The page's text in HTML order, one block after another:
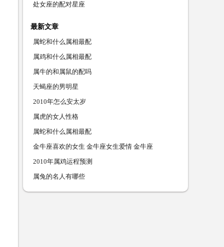
处女座的配对星座
最新文章
属蛇和什么属相最配
属鸡和什么属相最配
属牛的和属鼠的配吗
天蝎座的男明星
2010年怎么安太岁
属虎的女人性格
属蛇和什么属相最配
金牛座喜欢的女生 金牛座女生爱情 金牛座
2010年属鸡运程预测
属兔的名人有哪些